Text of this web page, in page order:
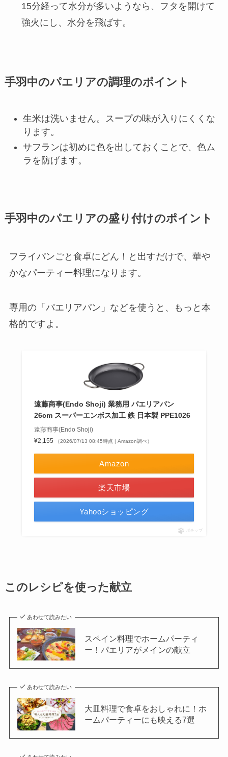
15分経って水分が多いようなら、フタを開けて
強火にし、水分を飛ばす。
手羽中のパエリアの調理のポイント
生米は洗いません。スープの味が入りにくくな
ります。
サフランは初めに色を出しておくことで、色ム
ラを防げます。
手羽中のパエリアの盛り付けのポイント
フライパンごと食卓にどん！と出すだけで、華や
かなパーティー料理になります。
専用の「パエリアパン」などを使うと、もっと本
格的ですよ。
遠藤商事(Endo Shoji) 業務用 パエリアパン
26cm スーパーエンボス加工 鉄 日本製 PPE1026
遠藤商事(Endo Shoji)
¥2,155
（2026/07/13 08:45時点 | Amazon調べ）
Amazon
楽天市場
Yahooショッピング
ポチップ
このレシピを使った献立
あわせて読みたい
スペイン料理でホームパーティ
ー！パエリアがメインの献立
あわせて読みたい
大皿料理で食卓をおしゃれに！ホ
ームパーティーにも映える7選